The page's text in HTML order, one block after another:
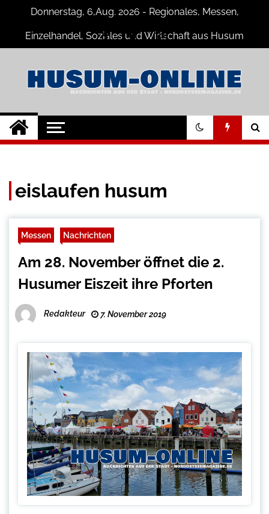
content
Donnerstag, 6,Aug. 2026 - Regionales, Messen,
Einzelhandel, Soziales und Wirtschaft aus Husum
Husum-Online
Nachrichten
Nachrichten und Events für Husum
und Umgebung
eislaufen husum
Messen Nachrichten
Am 28. November öffnet die 2.
Husumer Eiszeit ihre Pforten
Redakteur 7. November 2019